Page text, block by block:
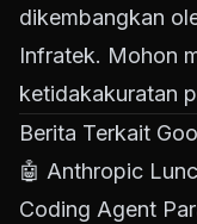
dikembangkan
Infratek. Mohon
ketidakakuratan
Berita Terkait
🤖 Anthropic
Coding Agent